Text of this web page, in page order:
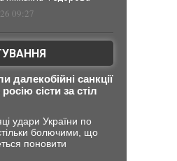
09:27
далекобійні санкції
сісти за стіл
удари України по
болючими, що
поновити